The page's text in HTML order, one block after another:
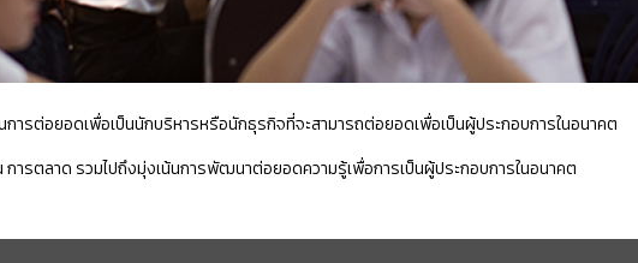
การต่อยอดเพื่อเป็นนักบริหารหรือนักธุรกิจที่จะสามารถต่อยอดเพื่อเป็นผู้ประกอบการในอนาคต
การตลาด รวมไปถึงมุ่งเน้นการพัฒนาต่อยอดความรู้เพื่อการเป็นผู้ประกอบการในอนาคต